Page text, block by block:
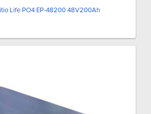
Life PO4 EP-48200 48V200Ah